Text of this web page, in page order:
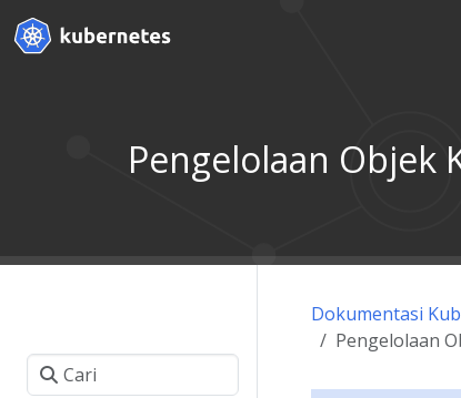
Pengelolaan Objek
Dokumentasi
Pengelolaan